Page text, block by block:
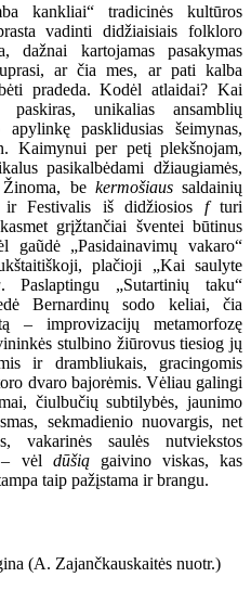
kankliai“ tradicinės kultūros
vadinti didžiaisiais folkloro
dažnai kartojamas pasakymas
ar čia mes, ar pati kalba
pradeda. Kodėl atlaidai? Kai
unikalias ansamblių
pasklidusias šeimynas,
Kaimynui per petį plekšnojam,
pasikalbėdami džiaugiamės,
Žinoma, be kermošiaussaldainių
Festivalis iš didžiosios fturi
grįžtančiai šventei būtinus
gaũdė „Pasidainavimų vakaro“
plačioji „Kai saulyte
. Paslaptingu „Sutartinių taku“
Bernardinų sodo keliai, čia
– improvizacijų metamorfozę
stulbino žiūrovus tiesiog jų
ir drambliukais, gracingomis
dvaro bajorėmis. Vėliau galingi
čiulbučių subtilybės, jaunimo
sekmadienio nuovargis, net
vakarinės saulės nutviekstos
– vėl dūšiągaivino viskas, kas
taip pažįstama ir brangu.